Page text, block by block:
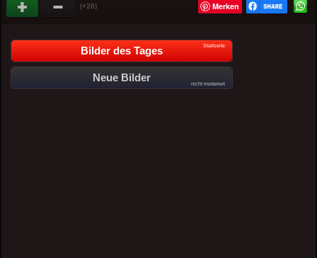
(+26) Merken
Bilder des Tages Startseite
Neue Bilder
nicht moderiert